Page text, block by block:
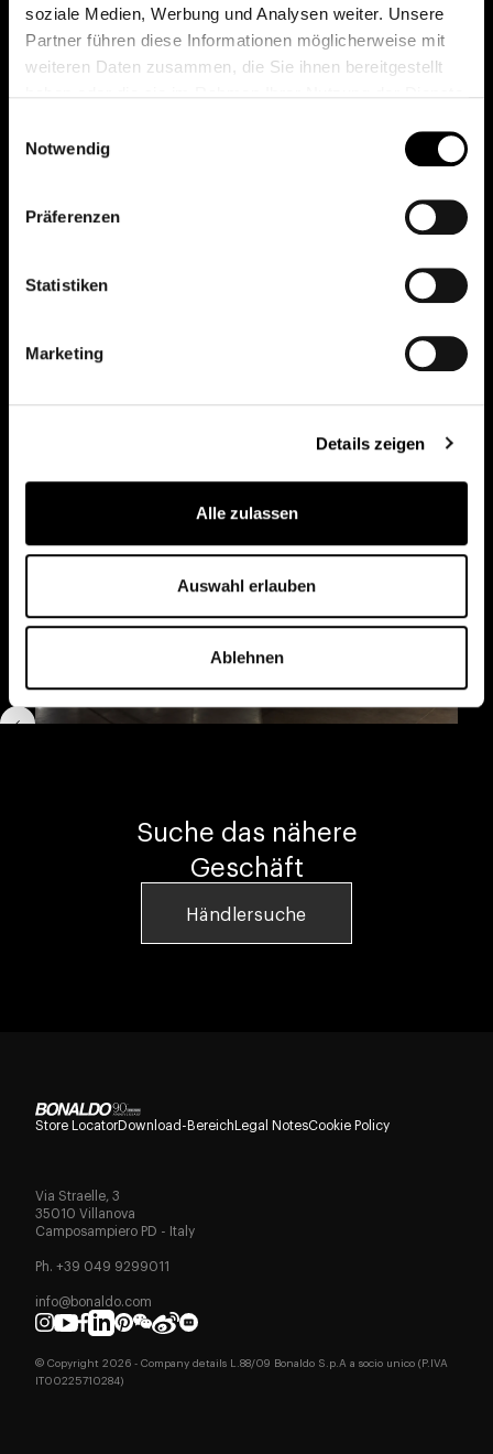
soziale Medien, Werbung und Analysen weiter. Unsere
Partner führen diese Informationen möglicherweise mit
weiteren Daten zusammen, die Sie ihnen bereitgestellt
Notwendig
Präferenzen
Statistiken
Marketing
Details zeigen
Alle zulassen
Auswahl erlauben
Ablehnen
Discover other Bonaldo spaces
Salone del Mobile 2026, Milan
Suche das nähere
Geschäft
Händlersuche
Store LocatorDownload-BereichLegal NotesCookie Policy
Via Straelle, 3
35010 Villanova
Camposampiero PD - Italy
Ph. +39 049 9299011
info@bonaldo.com
© Copyright 2026 - Company details L.88/09 Bonaldo S.p.A a socio unico (P.IVA
IT00225710284)